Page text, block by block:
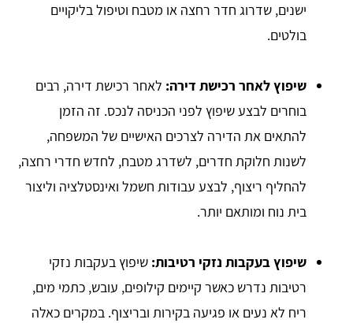
ישנים, שדרוג חדר רחצה או מטבח וטיפול בליקויים
בולטים.
שיפוץ לאחר רכישת דירה: לאחר רכישת דירה, רבים
בוחרים לבצע שיפוץ לפני הכניסה לנכס. זה הזמן
להתאים את הדירה לצרכים האישיים של המשפחה,
לשנות חלוקת חדרים, לשדרג מטבח, לחדש חדרי רחצה,
להחליף ריצוף, לבצע עבודות חשמל ואינסטלציה וליצור
בית נוח ומותאם יותר.
שיפוץ בעקבות נזקי רטיבות: שיפוץ בעקבות נזקי
רטיבות נדרש כאשר קיימים קילופים, עובש, כתמי מים,
ריח לא נעים או פגיעה בקירות ובריצוף. במקרים כאלה